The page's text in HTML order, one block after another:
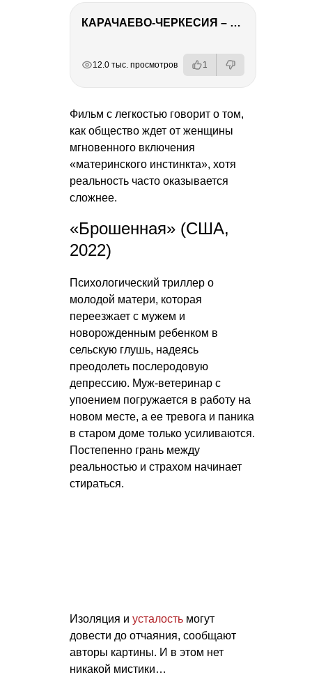
КАРАЧАЕВО-ЧЕРКЕСИЯ – ПУТЕШЕСТВИЕ НА КАВКАЗ часть 2
12.0 тыс. просмотров 1
Фильм с легкостью говорит о том,
как общество ждет от женщины
мгновенного включения
«материнского инстинкта», хотя
реальность часто оказывается
сложнее.
«Брошенная» (США,
2022)
Психологический триллер о
молодой матери, которая
переезжает с мужем и
новорожденным ребенком в
сельскую глушь, надеясь
преодолеть послеродовую
депрессию. Муж-ветеринар с
упоением погружается в работу на
новом месте, а ее тревога и паника
в старом доме только усиливаются.
Постепенно грань между
реальностью и страхом начинает
стираться.
Изоляция и усталость могут
довести до отчаяния, сообщают
авторы картины. И в этом нет
никакой мистики…